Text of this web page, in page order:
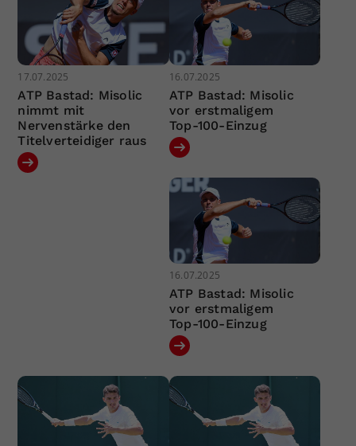
17.07.2025
ATP Bastad: Misolic
nimmt mit
Nervenstärke den
Titelverteidiger raus
16.07.2025
ATP Bastad: Misolic
vor erstmaligem
Top-100-Einzug
16.07.2025
ATP Bastad: Misolic
vor erstmaligem
Top-100-Einzug